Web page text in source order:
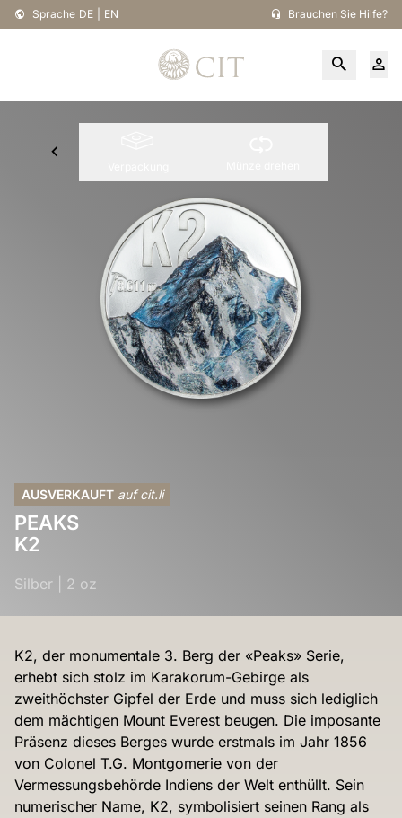
Sprache DE EN Brauchen Sie Hilfe?
AUSVERKAUFT auf cit.li
PEAKS
K2
Silber 2 oz
K2, der monumentale 3. Berg der «Peaks» Serie,
erhebt sich stolz im Karakorum-Gebirge als
zweithöchster Gipfel der Erde und muss sich lediglich
dem mächtigen Mount Everest beugen. Die imposante
Präsenz dieses Berges wurde erstmals im Jahr 1856
von Colonel T.G. Montgomerie von der
Vermessungsbehörde Indiens der Welt enthüllt. Sein
numerischer Name, K2, symbolisiert seinen Rang als